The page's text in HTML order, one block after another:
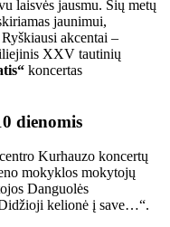
laisvės jausmu. Šių metų
jaunimui,
akcentai –
XXV tautinių
koncertas
dienomis
Kurhauzo koncertų
mokyklos mokytojų
Danguolės
kelionė į save…“.